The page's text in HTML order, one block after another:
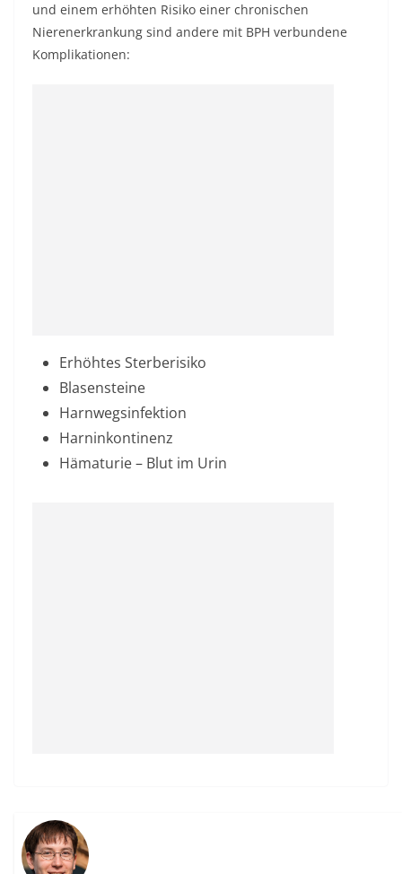
und einem erhöhten Risiko einer chronischen
Nierenerkrankung sind andere mit BPH verbundene
Komplikationen:
Erhöhtes Sterberisiko
Blasensteine
Harnwegsinfektion
Harninkontinenz
Hämaturie – Blut im Urin